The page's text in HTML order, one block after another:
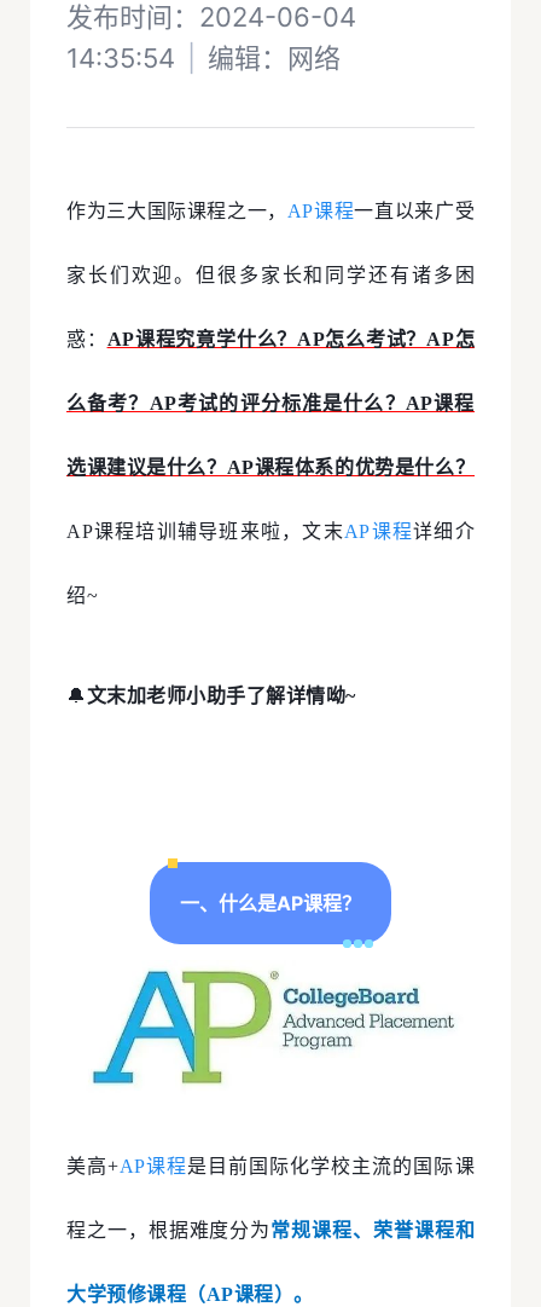
发布时间：2024-06-04
14:35:54
编辑： 网络
作为三大国际课程之一， AP课程一直以来广受
家长们欢迎。但很多家长和同学还有诸多困
惑： AP课程究竟学什么？AP怎么考试？AP怎
么备考？AP考试的评分标准是什么？AP课程
选课建议是什么？AP课程体系的优势是什么？
AP课程培训辅导班来啦，文末AP课程详细介
绍~
🔔文末加老师小助手了解详情呦~
一、什么是AP课程？
美高+AP课程是目前国际化学校主流的国际课
程之一，根据难度分为常规课程、荣誉课程和
大学预修课程（AP课程）。